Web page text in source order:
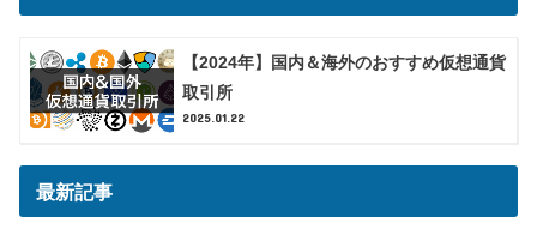
【2024年】国内＆海外のおすすめ仮想通貨
取引所
2025.01.22
最新記事